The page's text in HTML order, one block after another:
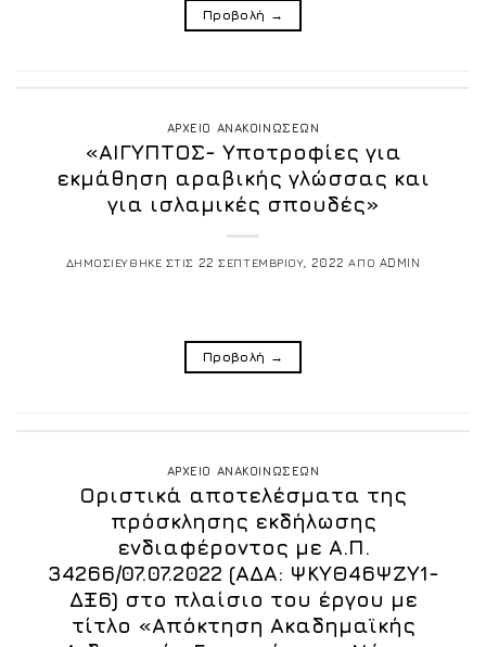
Προβολή →
ΑΡΧΕΙΟ ΑΝΑΚΟΙΝΩΣΕΩΝ
«ΑΙΓΥΠΤΟΣ- Υποτροφίες για
εκμάθηση αραβικής γλώσσας και
για ισλαμικές σπουδές»
ΔΗΜΟΣΙΕΥΘΗΚΕ ΣΤΙΣ 22 ΣΕΠΤΕΜΒΡΙΟΥ, 2022 ΑΠΟ ADMIN
Προβολή →
ΑΡΧΕΙΟ ΑΝΑΚΟΙΝΩΣΕΩΝ
Οριστικά αποτελέσματα της
πρόσκλησης εκδήλωσης
ενδιαφέροντος με Α.Π.
34266/07.07.2022 (ΑΔΑ: ΨΚΥΘ46ΨΖΥ1-
ΔΞ6) στο πλαίσιο του έργου με
τίτλο «Απόκτηση Ακαδημαϊκής